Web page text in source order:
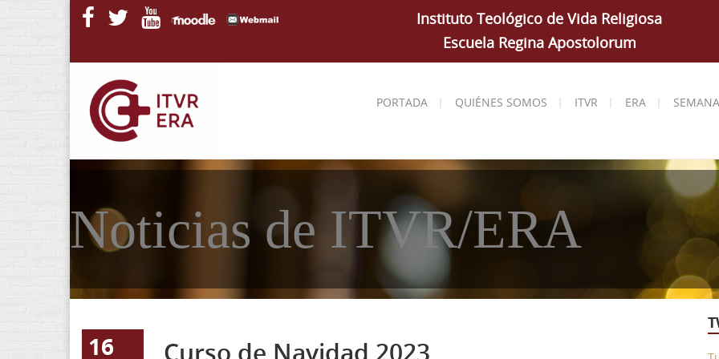
Pasar al contenido principal
Instituto Teológico de Vida Religiosa
Escuela Regina Apostolorum
PORTADA QUIÉNES SOMOS ITVR ERA
Noticias de ITVR/ERA
16 Curso de Navidad 2023